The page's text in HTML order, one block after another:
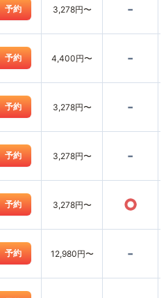
予約 3,278円〜 -
予約 4,400円〜 -
予約 3,278円〜 -
予約 3,278円〜 -
予約 3,278円〜 ○
予約 12,980円〜 -